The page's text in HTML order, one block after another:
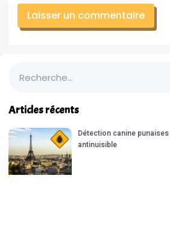
Articles récents
Détection canine
antinuisible